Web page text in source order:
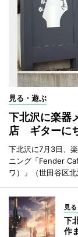
見る・遊ぶ
下北沢に楽器
店 ギターに
下北沢に7月3日、
ニング「Fender
ワ）」（世田谷区北
見
下
作